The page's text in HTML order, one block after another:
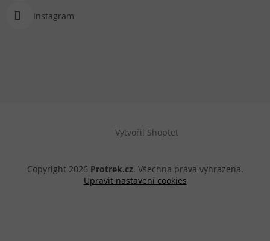
Instagram
Vytvořil Shoptet
Copyright 2026 Protrek.cz. Všechna práva vyhrazena.
Upravit nastavení cookies